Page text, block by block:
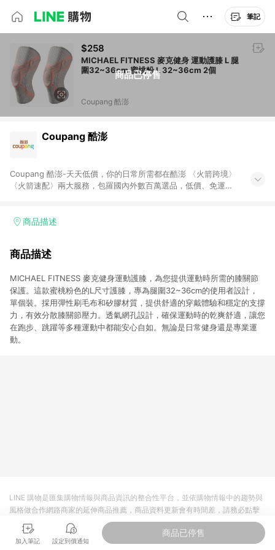
筆記
商品已停售
$258
MICHAEL FITNESS 麥克健身 運動護膝 L 腿
圍32~36cm 蜜桃粉 L 32~36cm 2個
Coupang 酷澎
Coupang 酷澎
Coupang 酷澎-天天低價，你的日常所需都在酷澎 〈火箭跨境〉
〈火箭速配〉兩大服務，包羅國內外數百萬選品，低價、免運，
加入WOW會員告別湊免運，火箭速配、火箭跨境優質選品不限金
商品描述
商品描述
MICHAEL FITNESS 麥克健身運動護膝，為您提供運動時所需的膝關節
保護。這款蜜桃粉色的L尺寸護膝，專為腿圍32~36cm的使用者設計，
單個裝。採用彈性刷毛布和矽膠材質，提供舒適的穿戴體驗和穩定的支撐
力，有效分散膝關節壓力。透氣網孔設計，確保運動時的乾爽舒適，讓您
在跑步、跳躍等多種運動中都能安心自如。無論是日常健身還是專業運
動。
加入筆記 設定到價通知
商品已停售
LINE 購物是匯集購物情報與商品資訊的整合性平台，並依購物情報中的趨勢與
風格做合作網路商家的延伸商品推薦，商品資料更新會有時間差，請務必點擊
商品至各合作網路商家，確認現售價與購物條件，一切資訊以合作廠商網頁為
準。